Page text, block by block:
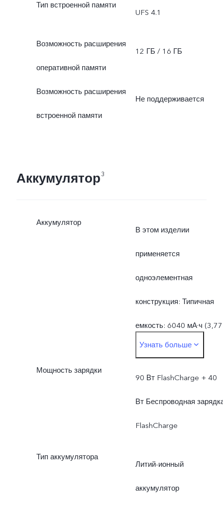
Тип встроенной памяти
UFS 4.1
Возможность расширения
оперативной памяти
12 ГБ / 16 ГБ
Возможность расширения
встроенной памяти
Не поддерживается
Аккумулятор3
Аккумулятор
В этом изделии
применяется
одноэлементная
конструкция: Типичная
емкость: 6040 мА·ч (3,77
В)Типичное
энергопотребление:
Вт·чНоминальная
мощность: 5925 мА·ч
энергопотребление:
Вт·ч
Узнать больше
Мощность зарядки
90 Вт FlashCharge + 40
Вт Беспроводная
FlashCharge
Тип аккумулятора
Литий-ионный
аккумулятор